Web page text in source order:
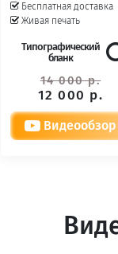
Бесплатная доставка
Живая печать
Типографический
бланк
14 000 р.
12 000 р.
Видеообзор